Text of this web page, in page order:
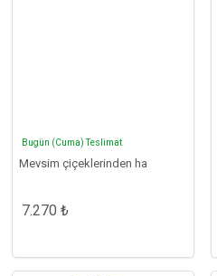
Bugün (Cuma) Teslimat
Mevsim çiçeklerinden ha
7.270 ₺